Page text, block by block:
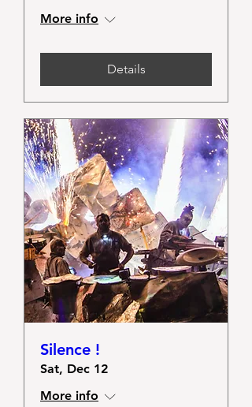
More info
Details
Silence !
Sat, Dec 12
More info